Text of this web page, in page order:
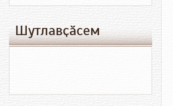
Шутлавҫӑсем